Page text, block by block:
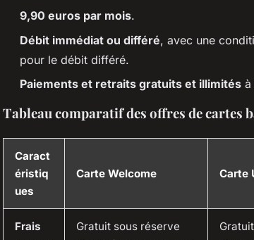
9,90 euros par mois.
Débit immédiat ou différé, avec une
pour le débit différé.
Paiements et retraits gratuits et illimités à
Tableau comparatif des offres de cartes
Caract
éristiq
ues
Carte Welcome Carte
Frais
Gratuit sous réserve